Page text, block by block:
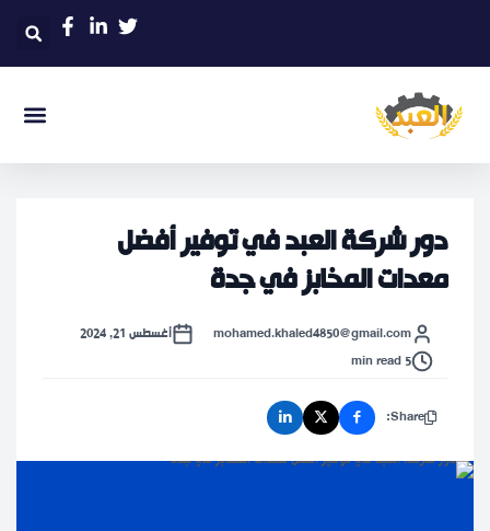
دور شركة العبد في توفير أفضل
معدات المخابز في جدة
mohamed.khaled4850@gmail.com
أغسطس 21, 2024
5 min read
Share: